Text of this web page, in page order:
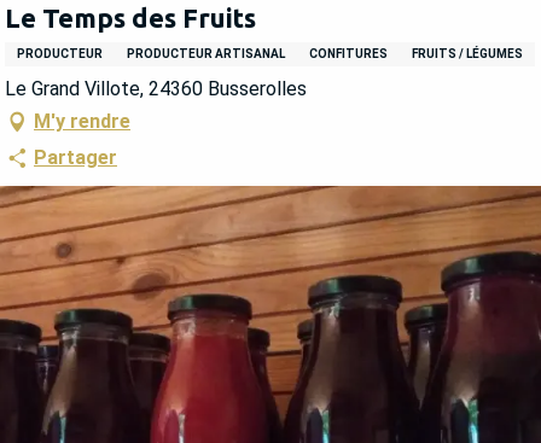
Le Temps des Fruits
PRODUCTEUR PRODUCTEUR ARTISANAL CONFITURES FRUITS / LÉGUMES
Le Grand Villote, 24360 Busserolles
M'y rendre
Partager